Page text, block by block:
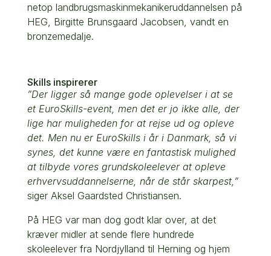
netop landbrugsmaskinmekanikeruddannelsen på
HEG, Birgitte Brunsgaard Jacobsen, vandt en
bronzemedalje.
Skills inspirerer
”Der ligger så mange gode oplevelser i at se
et EuroSkills-event, men det er jo ikke alle, der
lige har muligheden for at rejse ud og opleve
det. Men nu er EuroSkills i år i Danmark, så vi
synes, det kunne være en fantastisk mulighed
at tilbyde vores grundskoleelever at opleve
erhvervsuddannelserne, når de står skarpest,”
siger Aksel Gaardsted Christiansen.
På HEG var man dog godt klar over, at det
kræver midler at sende flere hundrede
skoleelever fra Nordjylland til Herning og hjem